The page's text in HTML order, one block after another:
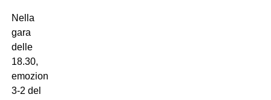
Nella
gara
delle
18.30,
emozionante
3-2 del